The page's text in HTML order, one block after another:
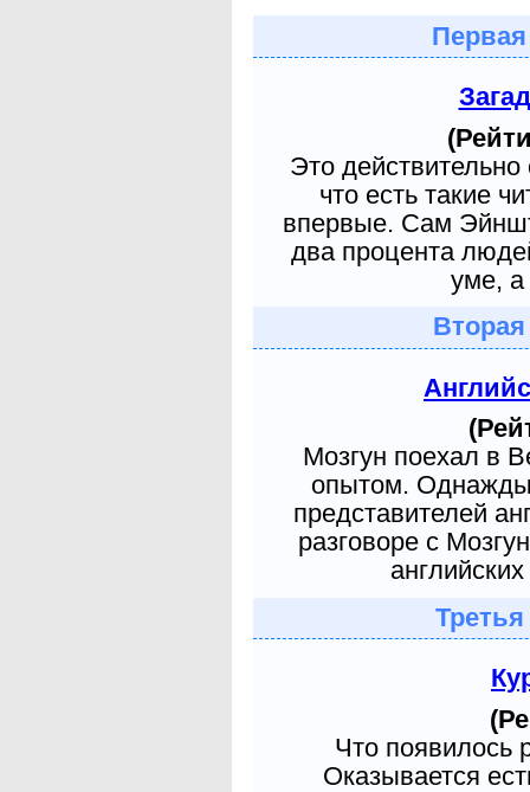
Это
что есть такие
впервые. Сам
два процента
уме, а
Мозгун поехал в
опытом. Однажды
представителей
разговоре с
Что появилось
Оказывается